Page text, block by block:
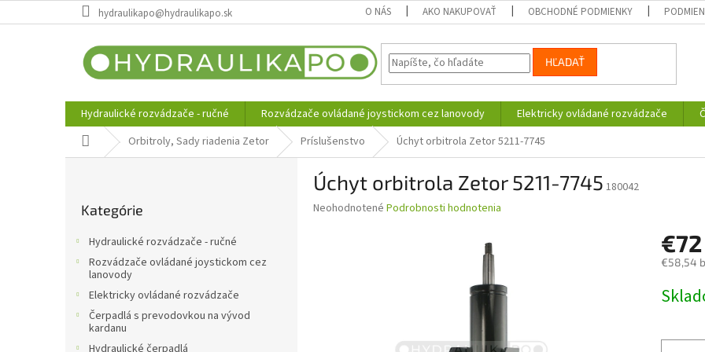
na
hydraulikapo@hydraulikapo.sk O NÁS AKO NAKUPOVAŤ OBCHODNÉ PODMIENKY
HĽADAŤ
Hydraulické rozvádzače - ručné Rozvádzače ovládané joystickom cez lanovody Elektricky ovládané rozvádzače
Domov Orbitroly, Sady riadenia Zetor Príslušenstvo Úchyt orbitrola Zetor 5211-7745
kategórie
Kategórie
Hydraulické rozvádzače - ručné
Rozvádzače ovládané joystickom cez
lanovody
Elektricky ovládané rozvádzače
Čerpadlá s prevodovkou na vývod
kardanu
Hydraulické čerpadlá
Úchyt orbitrola Zetor 5211-7745 180042
Priemerné
Neohodnotené Podrobnosti hodnotenia
€72
€58,54
cena: